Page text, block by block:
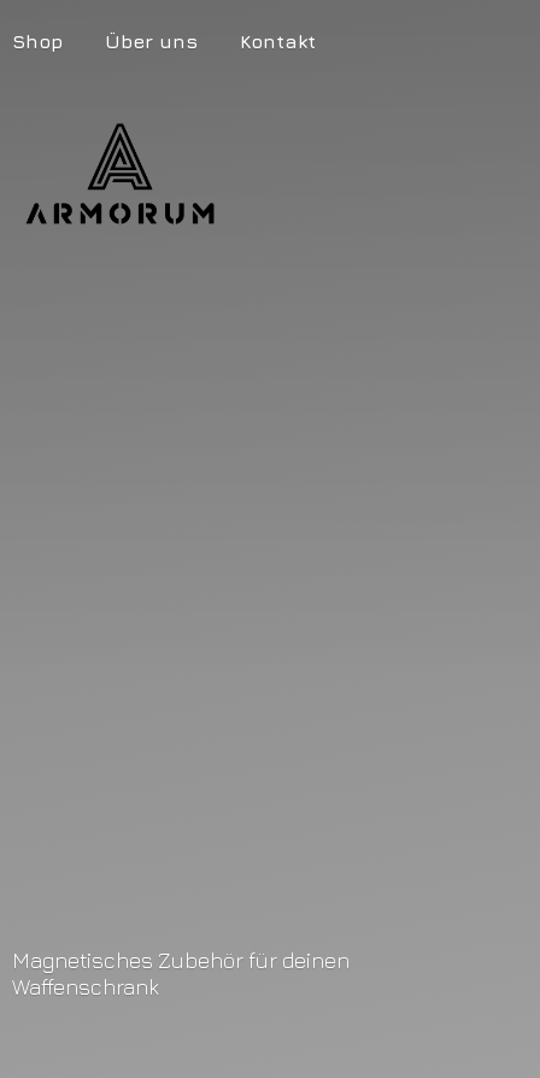
Shop Über uns Kontakt
Magnetisches Zubehör für deinen
Waffenschrank